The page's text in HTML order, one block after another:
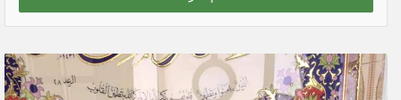
ب
ي
د
ك